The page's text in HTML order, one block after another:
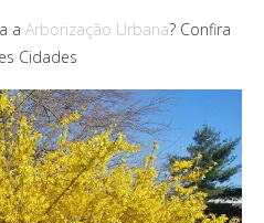
a Arborização Urbana? Confira
Cidades